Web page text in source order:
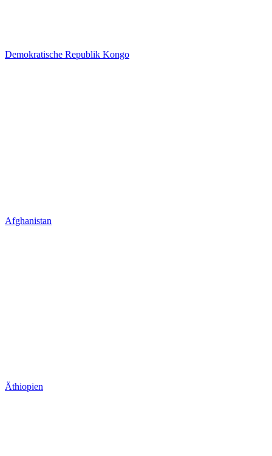
Demokratische Republik Kongo
Afghanistan
Äthiopien